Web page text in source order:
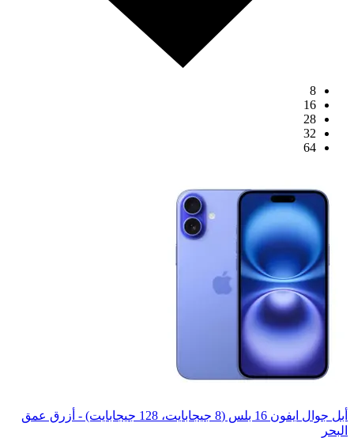
8
16
28
32
64
أبل جوال ايفون 16 بلس (8 جيجابايت، 128 جيجابايت) - أزرق عمق
البحر